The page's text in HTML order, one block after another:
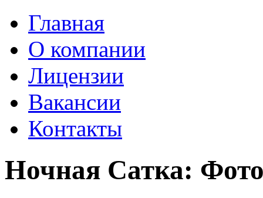
Главная
О компании
Лицензии
Вакансии
Контакты
Ночная Сатка: